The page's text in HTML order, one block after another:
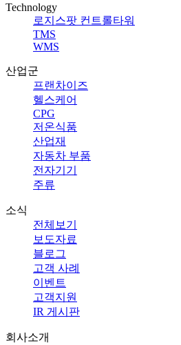
Technology
로지스팟 컨트롤타워
TMS
WMS
산업군
프랜차이즈
헬스케어
CPG
저온식품
산업재
자동차 부품
전자기기
주류
소식
전체보기
보도자료
블로그
고객 사례
이벤트
고객지원
IR 게시판
회사소개